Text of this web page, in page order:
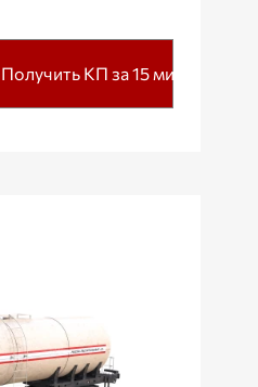
Получить КП за 15 мин.